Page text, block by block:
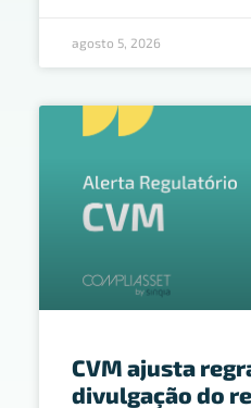
agosto 5, 2026
CVM ajusta
divulgação do